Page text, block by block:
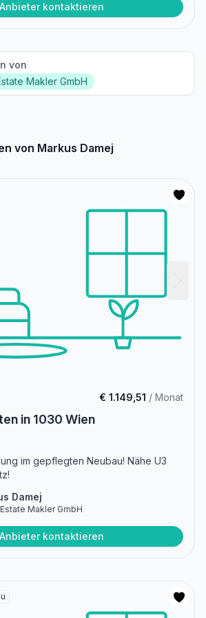
Anbieter kontaktieren
von
Makler GmbH
von Markus Damej
€ 1.149,51 / Monat
in 1030 Wien
im gepflegten Neubau! Nähe U3
Damej
Makler GmbH
Anbieter kontaktieren